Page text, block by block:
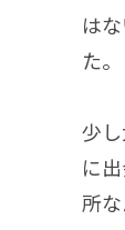
は
た。
少
に
所